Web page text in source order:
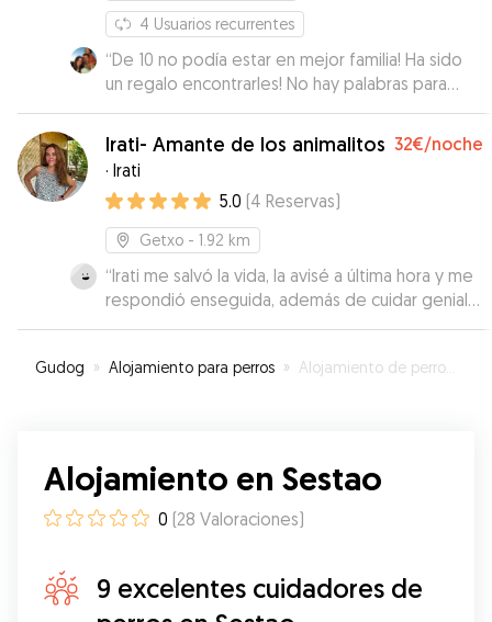
4 Usuarios recurrentes
“De 10 no podía estar en mejor familia! Ha sido
un regalo encontrarles! No hay palabras para
describir como han cuidado a nuestro txikitin!”
Irati- Amante de los animalitos
· Irati
32€/noche
5.0 (4 Reservas)
Getxo - 1.92 km
“Irati me salvó la vida, la avisé a última hora y me
respondió enseguida, además de cuidar genial
de mi perrita tiene una perrita riquísima y
Gudog » Alojamiento para perros » Alojamiento de perros en Sestao
Alojamiento en Sestao
0 (28 Valoraciones)
9 excelentes cuidadores de